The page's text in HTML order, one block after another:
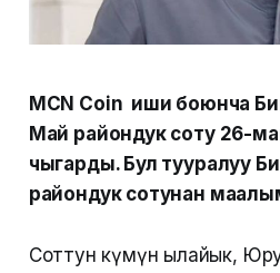
MCN Coin иши боюнча
Май райондук соту 26-
чыгарды. Бул тууралуу
райондук сотунан
Соттун өкүмүнө ылайык,